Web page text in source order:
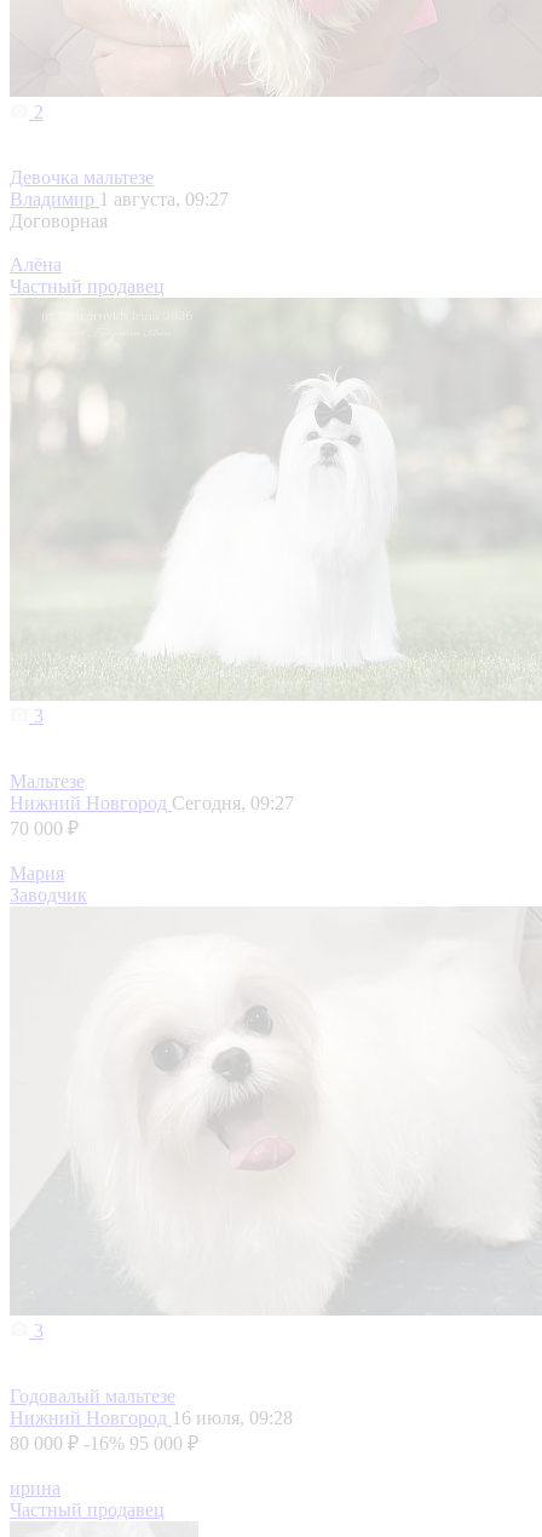
2
Девочка мальтезе
Владимир 1 августа, 09:27
Договорная
Алёна
Частный продавец
3
Мальтезе
Нижний Новгород Сегодня, 09:27
70 000 ₽
Мария
Заводчик
3
Годовалый мальтезе
Нижний Новгород 16 июля, 09:28
80 000 ₽ -16% 95 000 ₽
ирина
Частный продавец